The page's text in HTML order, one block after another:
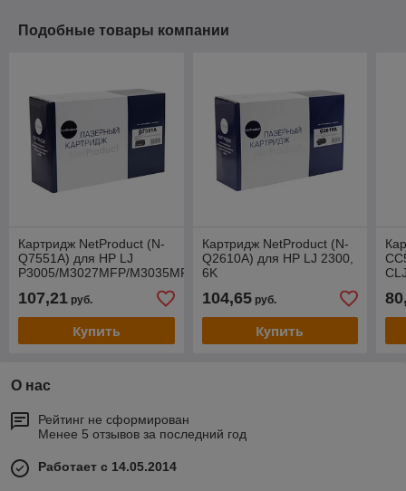
Подобные товары компании
Картридж NetProduct (N-
Q7551A) для HP LJ
P3005/M3027MFP/M3035MFP,
107,21 руб.
Купить
Картридж NetProduct (N-
Q2610A) для HP LJ 2300,
6K
104,65руб.
Купить
О нас
Рейтинг не сформирован
Менее 5 отзывов за последний год
Работает с 14.05.2014